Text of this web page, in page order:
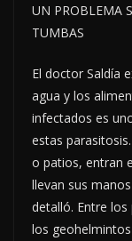
UN PROBLEMA
TUMBAS
El doctor Saldía
agua y los
infectados es
estas
o patios, entran
llevan sus
detalló. Entre
los